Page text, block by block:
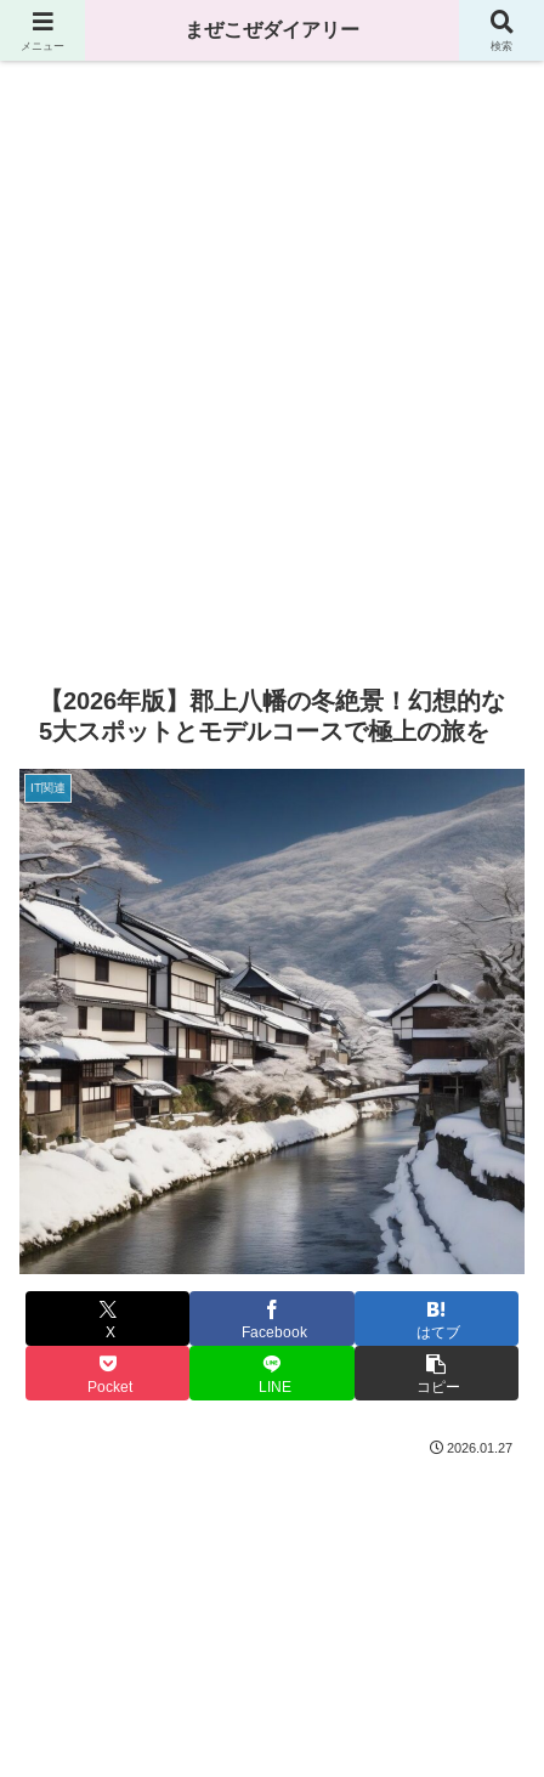
まぜこぜダイアリー
【2026年版】郡上八幡の冬絶景！幻想的な
5大スポットとモデルコースで極上の旅を
IT関連
X Facebook はてブ
Pocket LINE コピー
2026.01.27
メニュー
まぜこぜダイアリー
検索